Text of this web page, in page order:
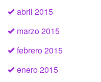
abril 2015
marzo 2015
febrero 2015
enero 2015